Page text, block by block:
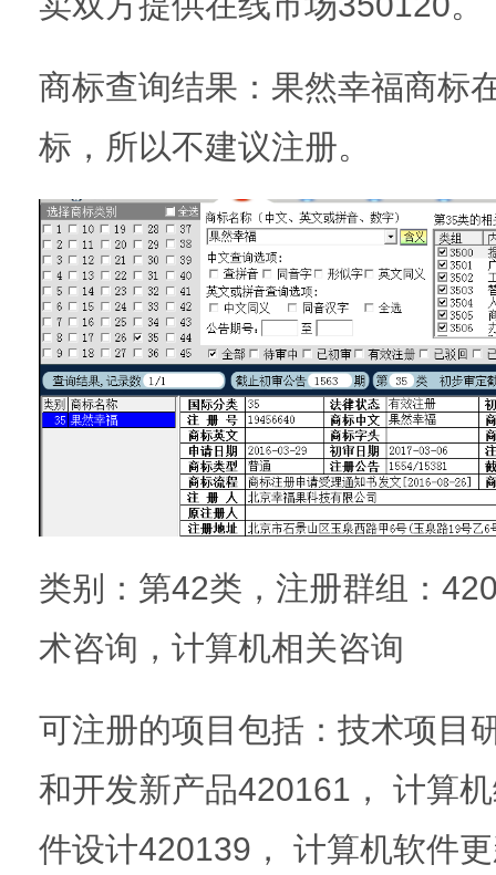
商标查询结果：果然幸福商标
标，所以不建议注册。
类别：第42类，注册群组：
术咨询，计算机相关咨询
可注册的项目包括：技术项目
和开发新产品420161， 计算
件设计420139， 计算机软件